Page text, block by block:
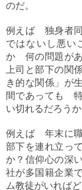
のだ。
例えば 独身者同
ではないし悪い
か 何の問題があ
上司と部下の
き的な関係」が
間であっても
い切れるだろうか
例えば 年末に
部下を連れ立っ
か？信仰心の深
社が多国籍企業
ム教徒がいれば